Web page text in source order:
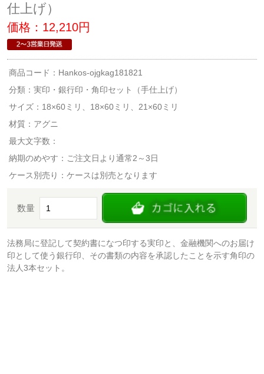
仕上げ）
価格：12,210円
商品コード：Hankos-ojgkag181821
分類： 実印・銀行印・角印セット（手仕上げ）
サイズ：18×60ミリ、18×60ミリ、21×60ミリ
材質：アグニ
最大文字数：
納期のめやす：ご注文日より通常2～3日
ケース別売り：ケースは別売となります
数量
法務局に登記して契約書になつ印する実印と、金融機関へのお届け
印として使う銀行印、その書類の内容を承認したことを示す角印の
法人3本セット。